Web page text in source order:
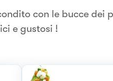
con le bucce dei
e gustosi !